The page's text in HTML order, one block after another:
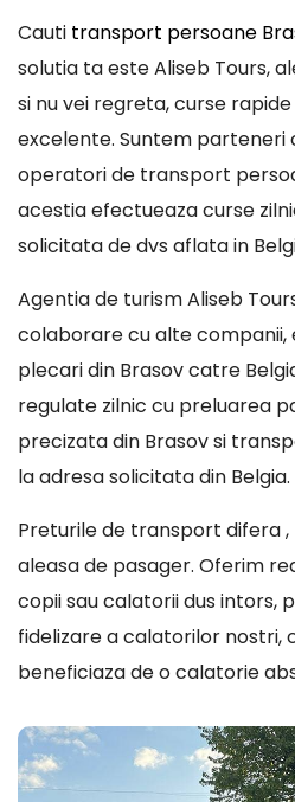
Cauti transport persoane
solutia ta este Aliseb Tours,
si nu vei regreta, curse
excelente. Suntem parteneri
operatori de transport
acestia efectueaza curse
solicitata de dvs aflata in
Agentia de turism Aliseb
colaborare cu alte companii,
plecari din Brasov catre
regulate zilnic cu preluarea
precizata din Brasov si
la adresa solicitata din Belgia.
Preturile de transport difera
aleasa de pasager. Oferim
copii sau calatorii dus intors,
fidelizare a calatorilor nostri,
beneficiaza de o calatorie